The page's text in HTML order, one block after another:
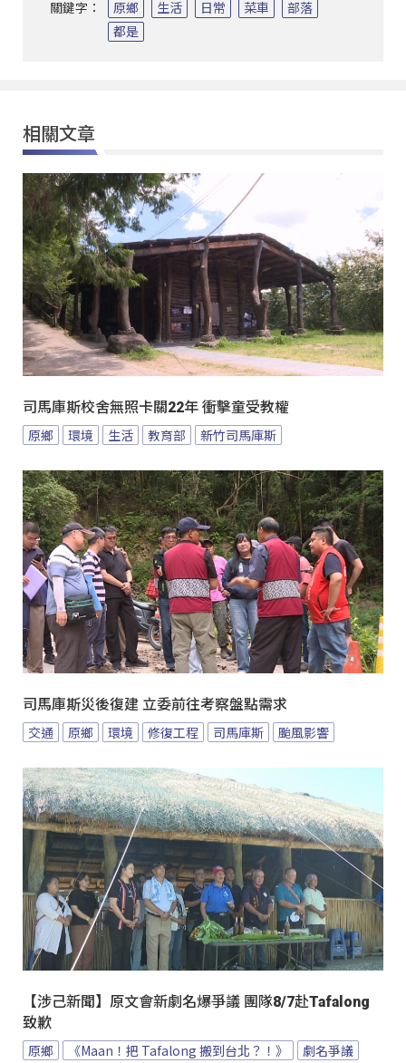
關鍵字： 原鄉 生活 日常 菜車
部落
都是
相關文章
司馬庫斯校舍無照卡關22年 衝擊童受教權
原鄉 環境 生活 教育部 新竹司馬庫斯
司馬庫斯災後復建 立委前往考察盤點需求
交通 原鄉 環境 修復工程 司馬庫斯 颱風影響
【涉己新聞】原文會新劇名爆爭議 團隊8/7赴Tafalong
致歉
原鄉 《Maan！把 Tafalong 搬到台北？！》
劇名爭議